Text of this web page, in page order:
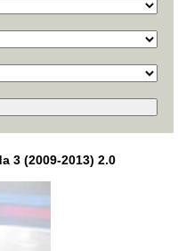
3 (2009-2013) 2.0